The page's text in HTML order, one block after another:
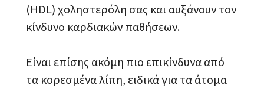
(HDL) χοληστερόλη σας και αυξάνουν τον
κίνδυνο καρδιακών παθήσεων.
Είναι επίσης ακόμη πιο επικίνδυνα από
τα κορεσμένα λίπη, ειδικά για τα άτομα